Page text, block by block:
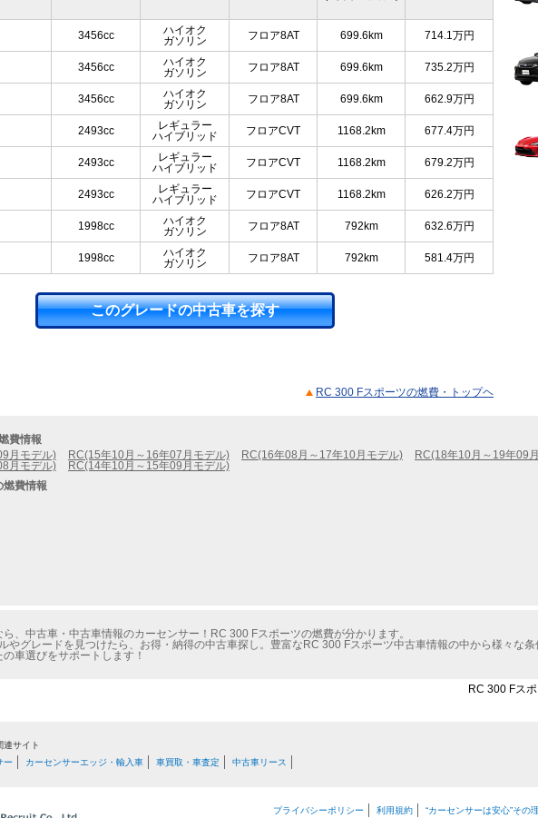
3456cc
ハイオク
ガソリン
フロア8AT 699.6km 714.1万円
3456cc
ハイオク
ガソリン
フロア8AT 699.6km 735.2万円
3456cc
ハイオク
ガソリン
フロア8AT 699.6km 662.9万円
2493cc
レギュラー
ハイブリッド
フロアCVT 1168.2km 677.4万円
2493cc
レギュラー
ハイブリッド
フロアCVT 1168.2km 679.2万円
2493cc
レギュラー
ハイブリッド
フロアCVT 1168.2km 626.2万円
1998cc
ハイオク
ガソリン
フロア8AT 792km 632.6万円
1998cc
ハイオク
ガソリン
フロア8AT 792km 581.4万円
このグレードの中古車を探す
RC 300 Fスポーツの燃費・トップヘ
費情報
月モデル)
RC(15年10月～16年07月モデル) RC(16年08月～17年10月モデル)
RC(18年10月～19年09
月モデル)
RC(14年10月～15年09月モデル)
費情報
、中古車・中古車情報のカーセンサー！RC 300 Fスポーツの燃費が分かります。
やグレードを見つけたら、お得・納得の中古車探し。豊富なRC 300 Fスポーツ中古車情報の中から様々な条
車選びをサポートします！
RC 300 Fス
連サイト
ー
カーセンサーエッジ・輸入車 車買取・車査定 中古車リース
プライバシーポリシー 利用規約 “カーセンサーは安心”その